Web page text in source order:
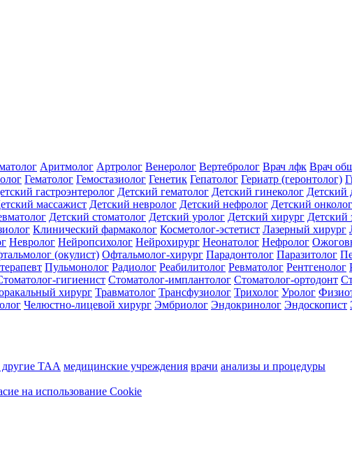
Аритмолог Артролог Венеролог Вертебролог Врач лфк Врач
Гематолог Гемостазиолог Генетик Гепатолог Гериатр (геронтолог)
гастроэнтеролог Детский гематолог Детский гинеколог Детский
массажист Детский невролог Детский нефролог Детский онколог
Детский стоматолог Детский уролог Детский хирург Детский
Клинический фармаколог Косметолог-эстетист Лазерный хирург
Невролог Нейропсихолог Нейрохирург Неонатолог Нефролог
(окулист) Офтальмолог-хирург Парадонтолог Паразитолог
Пульмонолог Радиолог Реабилитолог Ревматолог Рентгенолог
гигиенист Стоматолог-имплантолог Стоматолог-ортодонт
хирург Травматолог Трансфузиолог Трихолог Уролог
Челюстно-лицевой хирург Эмбриолог Эндокринолог Эндоскопист
ТАА медицинские учреждения врачи анализы и процедуры
на использование Cookie